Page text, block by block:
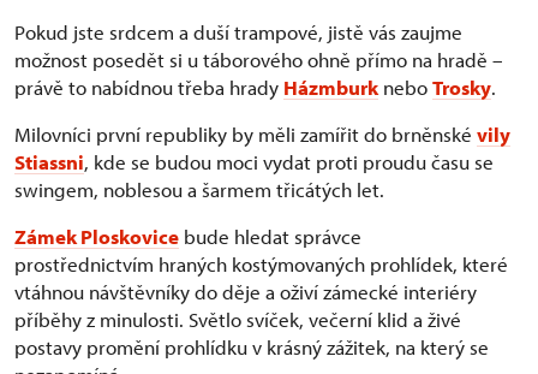
Pokud jste srdcem a duší trampové, jistě vás zaujme
možnost posedět si u táborového ohně přímo na hradě –
právě to nabídnou třeba hrady Házmburk neboTrosky.
Milovníci první republiky by měli zamířit do brněnské vily
Stiassni, kde se budou moci vydat proti proudu času se
swingem, noblesou a šarmem třicátých let.
Zámek Ploskovice bude hledat správce
prostřednictvím hraných kostýmovaných prohlídek, které
vtáhnou návštěvníky do děje a oživí zámecké interiéry
příběhy z minulosti. Světlo svíček, večerní klid a živé
postavy promění prohlídku v krásný zážitek, na který se